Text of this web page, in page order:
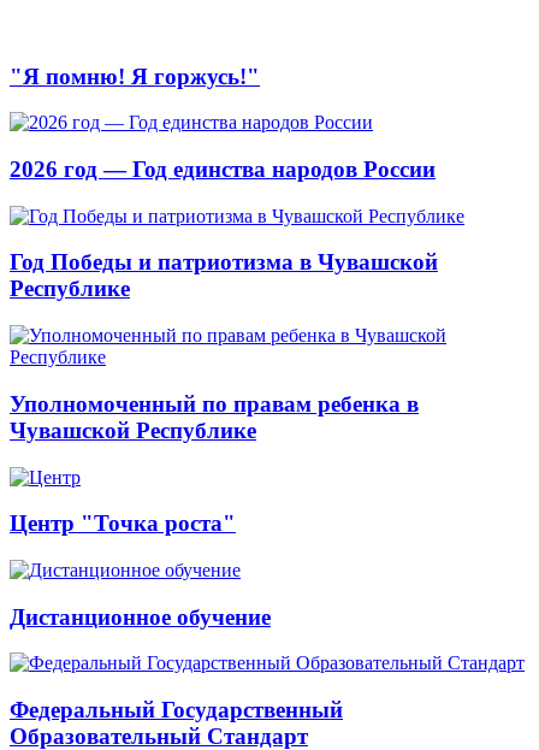
"Я помню! Я горжусь!"
2026 год — Год единства народов России
Год Победы и патриотизма в Чувашской
Республике
Уполномоченный по правам ребенка в
Чувашской Республике
Центр "Точка роста"
Дистанционное обучение
Федеральный Государственный
Образовательный Стандарт